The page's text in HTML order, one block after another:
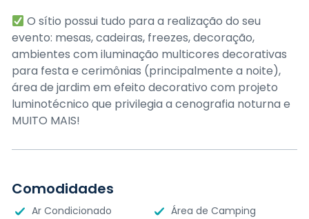
O sítio possui tudo para a realização do seu
evento: mesas, cadeiras, freezes, decoração,
ambientes com iluminação multicores decorativas
para festa e cerimônias (principalmente a noite),
área de jardim em efeito decorativo com projeto
luminotécnico que privilegia a cenografia noturna e
MUITO MAIS!
Comodidades
Ar Condicionado
Área de Camping